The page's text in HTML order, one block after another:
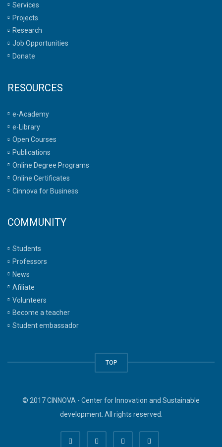
Services
Projects
Research
Job Opportunities
Donate
RESOURCES
e-Academy
e-Library
Open Courses
Publications
Online Degree Programs
Online Certificates
Cinnova for Business
COMMUNITY
Students
Professors
News
Afiliate
Volunteers
Become a teacher
Student embassador
TOP
© 2017 CINNOVA - Center for Innovation and Sustainable
development. All rights reserved.